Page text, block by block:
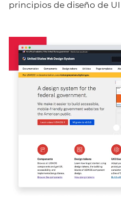
principios de diseño de